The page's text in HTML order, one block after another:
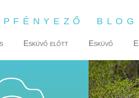
Esküvő előtt Esküvő